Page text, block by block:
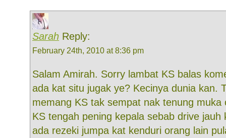
Sarah Reply:
February 24th, 2010 at 8:36 pm
Salam Amirah. Sorry lambat KS balas
ada kat situ jugak ye? Kecinya dunia kan.
memang KS tak sempat nak tenung muka
KS tengah pening kepala sebab drive jauh
ada rezeki jumpa kat kenduri orang lain